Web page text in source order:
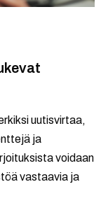
uutisvirtaa,
ja
voidaan
vastaavia ja